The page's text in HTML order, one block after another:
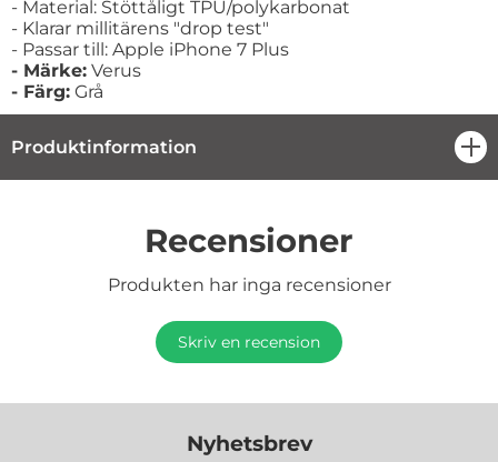
- Material: Stöttåligt TPU/polykarbonat
- Klarar millitärens "drop test"
- Passar till: Apple iPhone 7 Plus
- Märke: Verus
- Färg: Grå
Produktinformation
Recensioner
Produkten har inga recensioner
Skriv en recension
Nyhetsbrev